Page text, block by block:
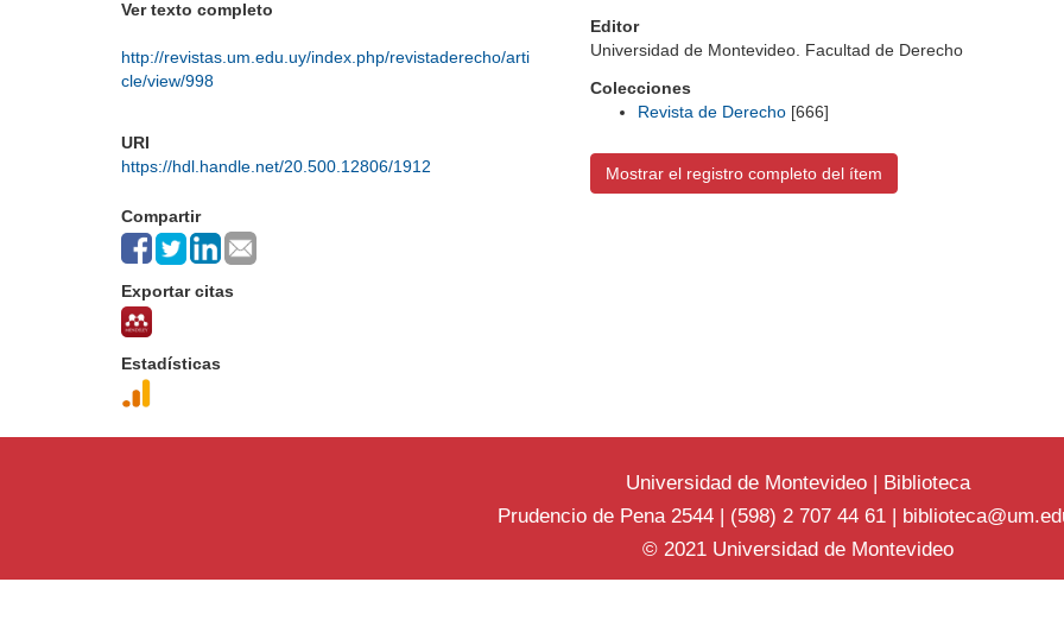
Ver texto completo
http://revistas.um.edu.uy/index.php/revistaderecho/arti
cle/view/998
URI
https://hdl.handle.net/20.500.12806/1912
Compartir
Exportar citas
Estadísticas
Editor
Universidad de Montevideo. Facultad de Derecho
Colecciones
Revista de Derecho [666]
Mostrar el registro completo del ítem
Universidad de Montevideo | Biblioteca
Prudencio de Pena 2544 | (598) 2 707 44 61 |
© 2021 Universidad de Montevideo